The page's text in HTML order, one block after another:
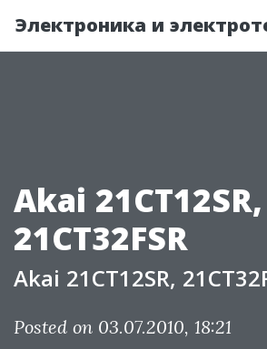
Электроника и
Akai 21CT12SR,
21CT32FSR
Akai 21CT12SR,
Posted on 03.07.2010, 18:21